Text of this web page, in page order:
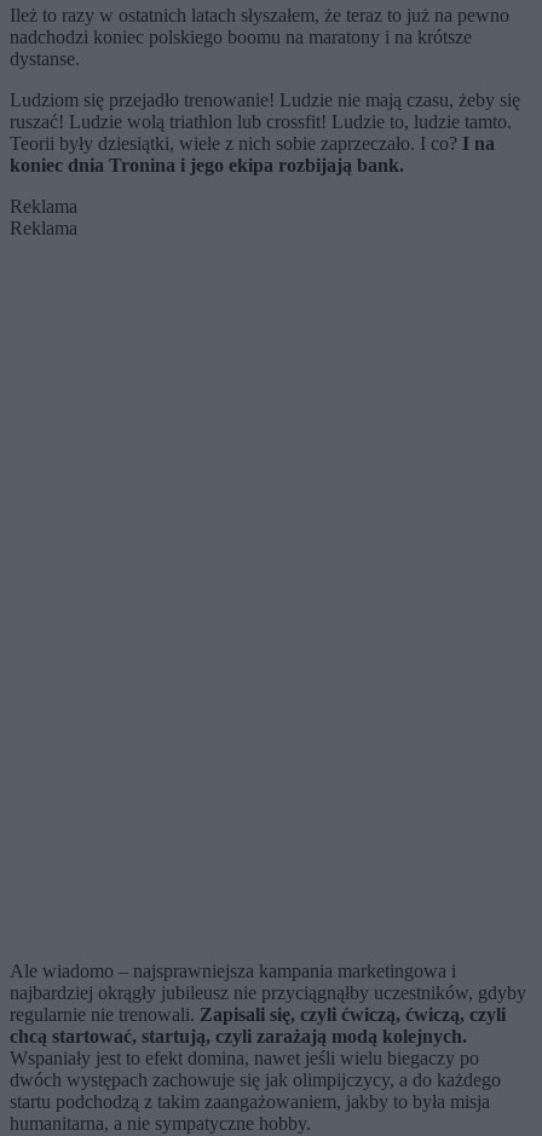
Ileż to razy w ostatnich latach słyszałem, że teraz to już na pewno
nadchodzi koniec polskiego boomu na maratony i na krótsze
dystanse.
Ludziom się przejadło trenowanie! Ludzie nie mają czasu, żeby się
ruszać! Ludzie wolą triathlon lub crossfit! Ludzie to, ludzie tamto.
Teorii były dziesiątki, wiele z nich sobie zaprzeczało. I co? I na
koniec dnia Tronina i jego ekipa rozbijają bank.
Reklama
Reklama
Ale wiadomo – najsprawniejsza kampania marketingowa i
najbardziej okrągły jubileusz nie przyciągnąłby uczestników, gdyby
regularnie nie trenowali. Zapisali się, czyli ćwiczą, ćwiczą, czyli
chcą startować, startują, czyli zarażają modą kolejnych.
Wspaniały jest to efekt domina, nawet jeśli wielu biegaczy po
dwóch występach zachowuje się jak olimpijczycy, a do każdego
startu podchodzą z takim zaangażowaniem, jakby to była misja
humanitarna, a nie sympatyczne hobby.